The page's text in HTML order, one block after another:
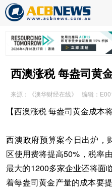
西澳涨税 每盎司黄
来源：《澳华财经在线》 编辑：
【西澳涨税 每盎司黄金成本
西澳政府预算案今日出炉，
区使用费将提高50%，税率
最大的1200多家企业还将面
着每盎司黄金产量的成本要